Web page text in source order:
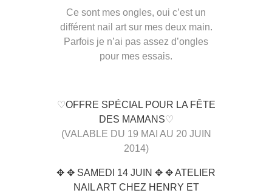
Ce sont mes ongles, oui c’est un
différent nail art sur mes deux main.
Parfois je n’ai pas assez d’ongles
pour mes essais.
♡OFFRE SPÉCIAL POUR LA FÊTE
DES MAMANS♡
(VALABLE DU 19 MAI AU 20 JUIN
2014)
✥ ✥ SAMEDI 14 JUIN ✥ ✥ ATELIER
NAIL ART CHEZ HENRY ET